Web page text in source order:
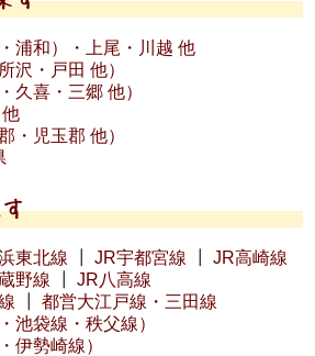
浦和）・上尾・川越 他
沢・戸田 他）
久喜・三郷 他）
・児玉郡 他）
東北線 ┃JR宇都宮線 ┃JR高崎線
野線 ┃JR八高線
┃都営大江戸線・三田線
池袋線・秩父線）
伊勢崎線）